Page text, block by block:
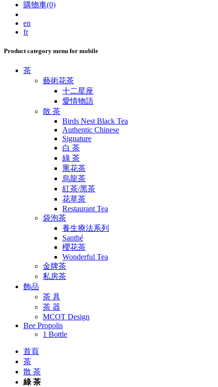
購物車(0)
en
fr
Product category menu for mobile
茶
藝術花茶
十二星座
愛情物語
散 茶
Birds Nest Black Tea
Authentic Chinese
Signature
白 茶
綠 茶
熏花茶
烏龍茶
紅茶/黑茶
花草茶
Restaurant Tea
袋泡茶
養生療法系列
Santhé
櫻花茶
Wonderful Tea
金牌茶
私房茶
飾品
茶 具
茶 器
MCOT Design
Bee Propolis
1 Bottle
首頁
茶
散 茶
綠 茶